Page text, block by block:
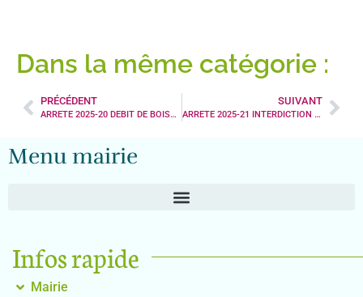
Dans la même catégorie :
PRÉCÉDENT
ARRETE 2025-20 DEBIT DE BOISSONS TEMPORAIRE COMITE DES FETES
SUIVANT
ARRETE 2025-21 INTERDICTION STATIONNEMENT PLACE DE L’HORLOGE 18 JUILLET
Menu mairie
Infos rapide
Mairie